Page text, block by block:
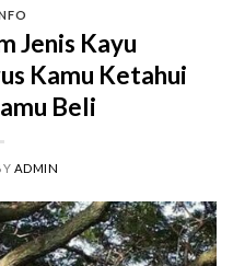
Jenis Kayu
Kamu Ketahui
Beli
ADMIN